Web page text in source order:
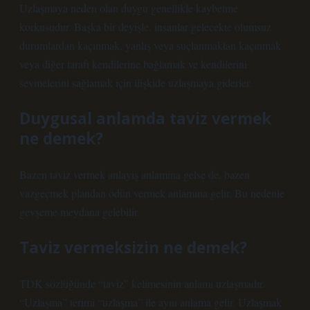
Uzlaşmaya neden olan duygu genellikle kaybetme
korkusudur. Başka bir deyişle, insanlar gelecekte olumsuz
durumlardan kaçınmak, yanlış veya suçlanmaktan kaçınmak
veya diğer tarafı kendilerine bağlamak ve kendilerini
sevmelerini sağlamak için ilişkide uzlaşmaya giderler.
Duygusal anlamda taviz vermek
ne demek?
Bazen taviz vermek anlayış anlamına gelse de, bazen
vazgeçmek plandan ödün vermek anlamına gelir. Bu nedenle
gevşeme meydana gelebilir.
Taviz vermeksizin ne demek?
TDK sözlüğünde “taviz” kelimesinin anlamı uzlaşmadır.
“Uzlaşma” terimi “uzlaşma” ile aynı anlama gelir. Uzlaşmak